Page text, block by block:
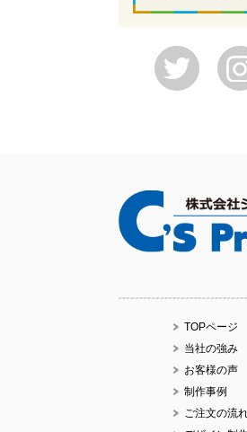
TOPページ
当社の強み
お客様の声
制作事例
ご注文の流